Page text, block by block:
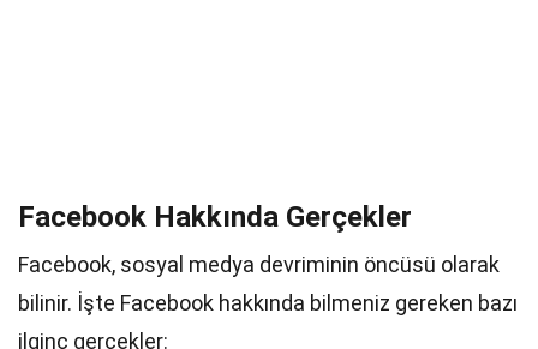
Facebook Hakkında Gerçekler
Facebook, sosyal medya devriminin öncüsü olarak
bilinir. İşte Facebook hakkında bilmeniz gereken bazı
ilginç gerçekler: